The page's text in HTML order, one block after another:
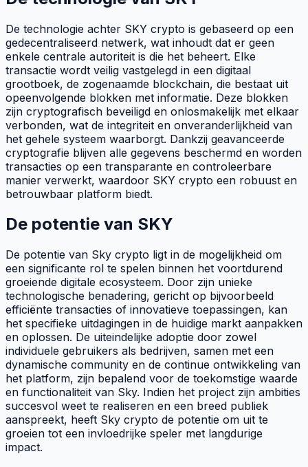
De technologie achter SKY crypto is gebaseerd op een
gedecentraliseerd netwerk, wat inhoudt dat er geen
enkele centrale autoriteit is die het beheert. Elke
transactie wordt veilig vastgelegd in een digitaal
grootboek, de zogenaamde blockchain, die bestaat uit
opeenvolgende blokken met informatie. Deze blokken
zijn cryptografisch beveiligd en onlosmakelijk met elkaar
verbonden, wat de integriteit en onveranderlijkheid van
het gehele systeem waarborgt. Dankzij geavanceerde
cryptografie blijven alle gegevens beschermd en worden
transacties op een transparante en controleerbare
manier verwerkt, waardoor SKY crypto een robuust en
betrouwbaar platform biedt.
De potentie van SKY
De potentie van Sky crypto ligt in de mogelijkheid om
een significante rol te spelen binnen het voortdurend
groeiende digitale ecosysteem. Door zijn unieke
technologische benadering, gericht op bijvoorbeeld
efficiënte transacties of innovatieve toepassingen, kan
het specifieke uitdagingen in de huidige markt aanpakken
en oplossen. De uiteindelijke adoptie door zowel
individuele gebruikers als bedrijven, samen met een
dynamische community en de continue ontwikkeling van
het platform, zijn bepalend voor de toekomstige waarde
en functionaliteit van Sky. Indien het project zijn ambities
succesvol weet te realiseren en een breed publiek
aanspreekt, heeft Sky crypto de potentie om uit te
groeien tot een invloedrijke speler met langdurige
impact.